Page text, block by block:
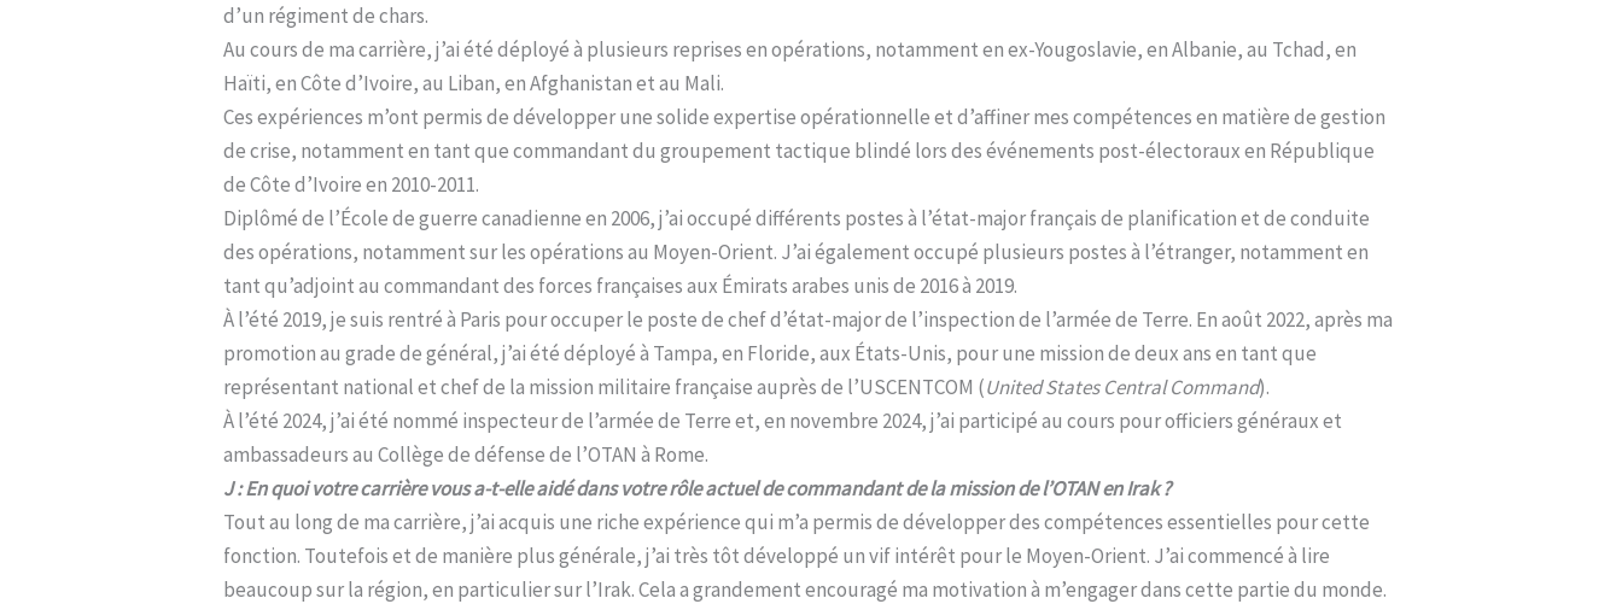
d’un régiment de chars.
Au cours de ma carrière, j’ai été déployé à plusieurs reprises en opérations, notamment en ex-Yougoslavie, en Albanie, au Tchad, en
Haïti, en Côte d’Ivoire, au Liban, en Afghanistan et au Mali.
Ces expériences m’ont permis de développer une solide expertise opérationnelle et d’affiner mes compétences en matière de gestion
de crise, notamment en tant que commandant du groupement tactique blindé lors des événements post-électoraux en République
de Côte d’Ivoire en 2010-2011.
Diplômé de l’École de guerre canadienne en 2006, j’ai occupé différents postes à l’état-major français de planification et de conduite
des opérations, notamment sur les opérations au Moyen-Orient. J’ai également occupé plusieurs postes à l’étranger, notamment en
tant qu’adjoint au commandant des forces françaises aux Émirats arabes unis de 2016 à 2019.
À l’été 2019, je suis rentré à Paris pour occuper le poste de chef d’état-major de l’inspection de l’armée de Terre. En août 2022, après ma
promotion au grade de général, j’ai été déployé à Tampa, en Floride, aux États-Unis, pour une mission de deux ans en tant que
représentant national et chef de la mission militaire française auprès de l’USCENTCOM (United States Central Command).
À l’été 2024, j’ai été nommé inspecteur de l’armée de Terre et, en novembre 2024, j’ai participé au cours pour officiers généraux et
ambassadeurs au Collège de défense de l’OTAN à Rome.
J : En quoi votre carrière vous a-t-elle aidé dans votre rôle actuel de commandant de la mission de l’OTAN en Irak ?
Tout au long de ma carrière, j’ai acquis une riche expérience qui m’a permis de développer des compétences essentielles pour cette
fonction. Toutefois et de manière plus générale, j’ai très tôt développé un vif intérêt pour le Moyen-Orient. J’ai commencé à lire
beaucoup sur la région, en particulier sur l’Irak. Cela a grandement encouragé ma motivation à m’engager dans cette partie du monde.